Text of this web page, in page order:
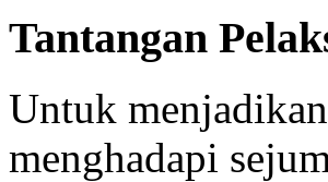
Tantangan
Untuk
menghadapi